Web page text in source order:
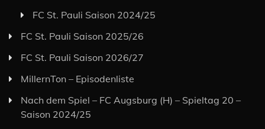
FC St. Pauli Saison 2024/25
FC St. Pauli Saison 2025/26
FC St. Pauli Saison 2026/27
MillernTon – Episodenliste
Nach dem Spiel – FC Augsburg (H) – Spieltag 20 –
Saison 2024/25